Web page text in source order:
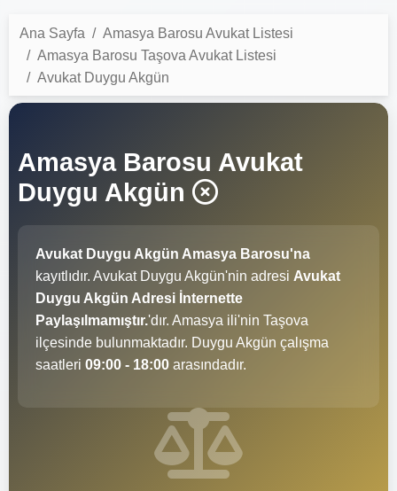
Ana Sayfa
Amasya Barosu Avukat Listesi
Amasya Barosu Taşova Avukat Listesi
Avukat Duygu Akgün
Amasya Barosu Avukat
Duygu Akgün
Avukat Duygu Akgün Amasya Barosu'na
kayıtlıdır. Avukat Duygu Akgün'nin adresi Avukat
Duygu Akgün Adresi İnternette
Paylaşılmamıştır.'dır. Amasya ili'nin Taşova
ilçesinde bulunmaktadır. Duygu Akgün çalışma
saatleri 09:00 - 18:00 arasındadır.